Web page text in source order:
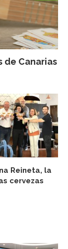
de Canarias
Reineta, la
cervezas